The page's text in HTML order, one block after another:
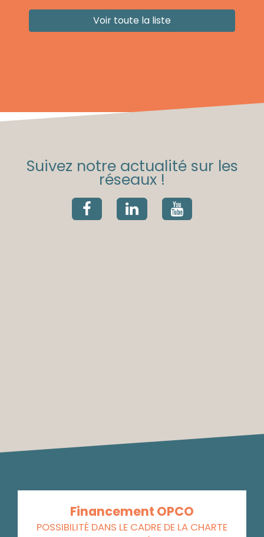
Voir toute la liste
Suivez notre actualité sur les
réseaux !
Financement OPCO
POSSIBILITÉ DANS LE CADRE DE LA CHARTE